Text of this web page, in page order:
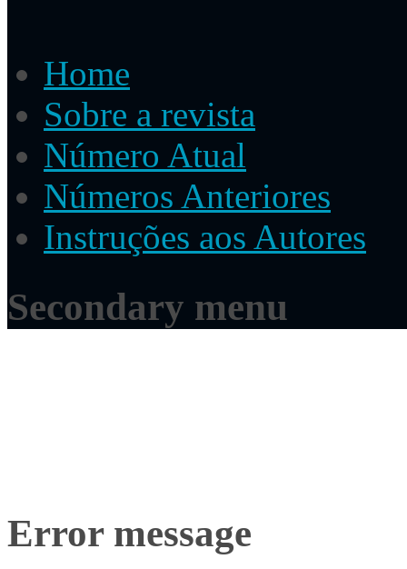
Home
Sobre a revista
Número Atual
Números Anteriores
Instruções aos Autores
Secondary menu
Error message